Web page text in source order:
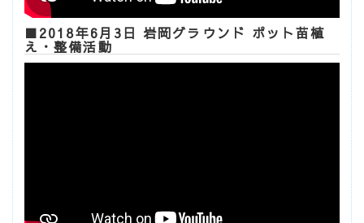
■2018年6月3日 岩岡グラウンド ポット苗植
え・整備活動